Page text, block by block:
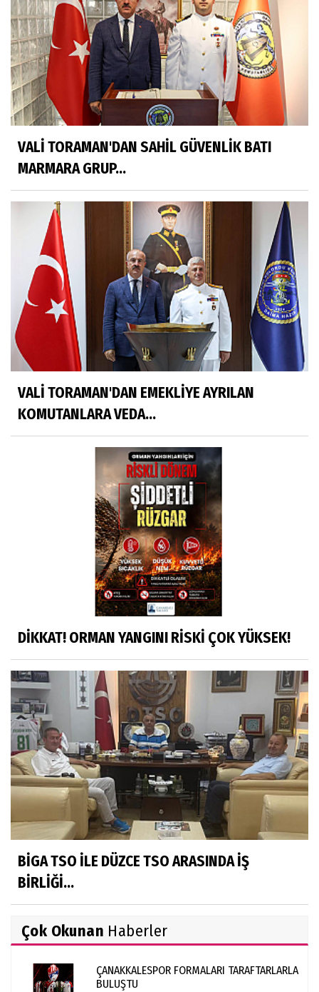
VALİ TORAMAN'DAN SAHİL GÜVENLİK BATI
MARMARA GRUP...
VALİ TORAMAN'DAN EMEKLİYE AYRILAN
KOMUTANLARA VEDA...
DİKKAT! ORMAN YANGINI RİSKİ ÇOK YÜKSEK!
BİGA TSO İLE DÜZCE TSO ARASINDA İŞ
BİRLİĞİ...
Çok Okunan Haberler
ÇANAKKALESPOR FORMALARI TARAFTARLARLA
BULUŞTU